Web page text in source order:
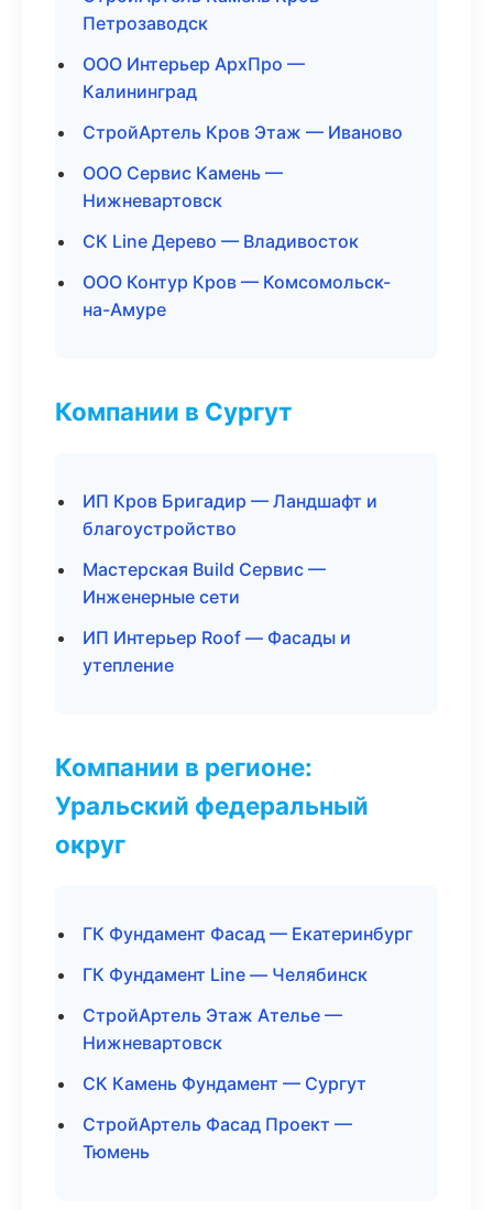
Петрозаводск
ООО Интерьер АрхПро —
Калининград
СтройАртель Кров Этаж — Иваново
ООО Сервис Камень —
Нижневартовск
СК Line Дерево — Владивосток
ООО Контур Кров — Комсомольск-
на-Амуре
Компании в Сургут
ИП Кров Бригадир — Ландшафт и
благоустройство
Мастерская Build Сервис —
Инженерные сети
ИП Интерьер Roof — Фасады и
утепление
Компании в регионе:
Уральский федеральный
округ
ГК Фундамент Фасад — Екатеринбург
ГК Фундамент Line — Челябинск
СтройАртель Этаж Ателье —
Нижневартовск
СК Камень Фундамент — Сургут
СтройАртель Фасад Проект —
Тюмень